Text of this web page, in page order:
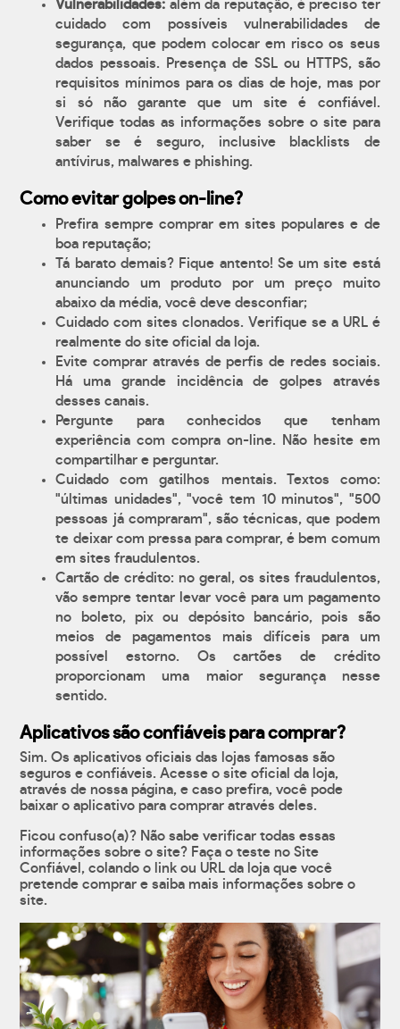
Vulnerabilidades: além da reputação, é preciso ter
cuidado com possíveis vulnerabilidades de
segurança, que podem colocar em risco os seus
dados pessoais. Presença de SSL ou HTTPS, são
requisitos mínimos para os dias de hoje, mas por
si só não garante que um site é confiável.
Verifique todas as informações sobre o site para
saber se é seguro, inclusive blacklists de
antívirus, malwares e phishing.
Como evitar golpes on-line?
Prefira sempre comprar em sites populares e de
boa reputação;
Tá barato demais? Fique antento! Se um site está
anunciando um produto por um preço muito
abaixo da média, você deve desconfiar;
Cuidado com sites clonados. Verifique se a URL é
realmente do site oficial da loja.
Evite comprar através de perfis de redes sociais.
Há uma grande incidência de golpes através
desses canais.
Pergunte para conhecidos que tenham
experiência com compra on-line. Não hesite em
compartilhar e perguntar.
Cuidado com gatilhos mentais. Textos como:
"últimas unidades", "você tem 10 minutos", "500
pessoas já compraram", são técnicas, que podem
te deixar com pressa para comprar, é bem comum
em sites fraudulentos.
Cartão de crédito: no geral, os sites fraudulentos,
vão sempre tentar levar você para um pagamento
no boleto, pix ou depósito bancário, pois são
meios de pagamentos mais difíceis para um
possível estorno. Os cartões de crédito
proporcionam uma maior segurança nesse
sentido.
Aplicativos são confiáveis para comprar?
Sim. Os aplicativos oficiais das lojas famosas são
seguros e confiáveis. Acesse o site oficial da loja,
através de nossa página, e caso prefira, você pode
baixar o aplicativo para comprar através deles.
Ficou confuso(a)? Não sabe verificar todas essas
informações sobre o site? Faça o teste no Site
Confiável, colando o link ou URL da loja que você
pretende comprar e saiba mais informações sobre o
site.